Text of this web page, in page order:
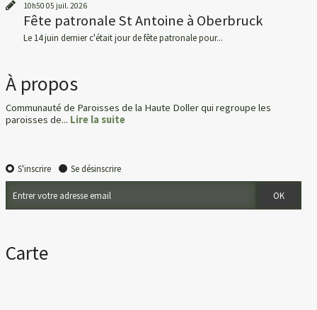
10h50 05 juil. 2026
Fête patronale St Antoine à Oberbruck
Le 14 juin dernier c'était jour de fête patronale pour...
À propos
Communauté de Paroisses de la Haute Doller qui regroupe les
paroisses de... Lire la suite
S'inscrire Se désinscrire
Carte